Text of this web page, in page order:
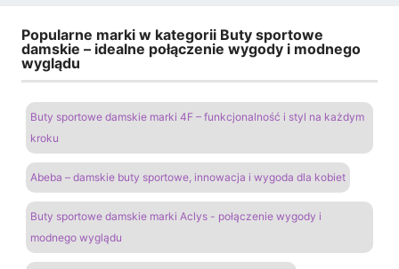
Popularne marki w kategorii Buty sportowe
damskie – idealne połączenie wygody i modnego
wyglądu
Buty sportowe damskie marki 4F – funkcjonalność i styl na każdym
kroku
Abeba – damskie buty sportowe, innowacja i wygoda dla kobiet
Buty sportowe damskie marki Aclys - połączenie wygody i
modnego wyglądu